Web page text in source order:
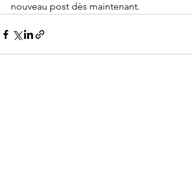
nouveau post dès maintenant.